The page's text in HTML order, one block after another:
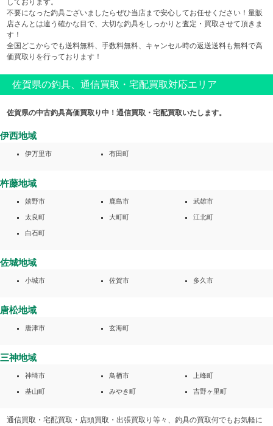
しております。
不要になった釣具ございましたらぜひ当店まで安心してお任せください！量販
店さんとは違う確かな目で、大切な釣具をしっかりと査定・買取させて頂きま
す！
全国どこからでも送料無料、手数料無料、キャンセル時の返送送料も無料で高
価買取りを行っております！
佐賀県の釣具、通信買取・宅配買取対応エリア
佐賀県の中古釣具高価買取り中！通信買取・宅配買取いたします。
伊西地域
伊万里市 有田町
杵藤地域
嬉野市 鹿島市 武雄市
太良町 大町町 江北町
白石町
佐城地域
小城市 佐賀市 多久市
唐松地域
唐津市 玄海町
三神地域
神埼市 鳥栖市 上峰町
基山町 みやき町 吉野ヶ里町
通信買取・宅配買取・店頭買取・出張買取り等々、釣具の買取何でもお気軽に